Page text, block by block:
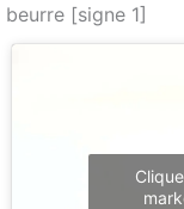
beurre [signe 1]